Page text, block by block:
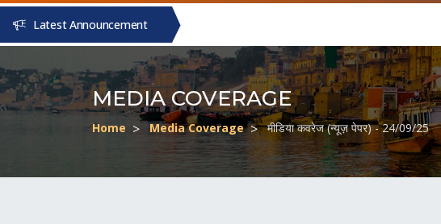
Latest Announcement
MEDIA COVERAGE
Home Media Coverage मीडिया कवरेज (न्यूज़ पेपर) - 24/09/25